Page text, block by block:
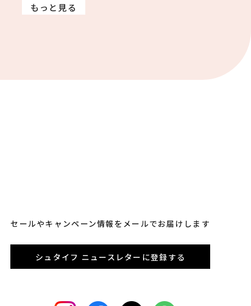
もっと見る
セールやキャンペーン情報をメールでお届けします
シュタイフ ニュースレターに登録する